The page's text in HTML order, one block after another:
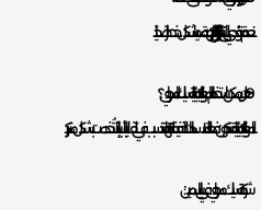
نعم، قد تؤدي إلى انتشار البكتيريا والروائح الكريهة، مما يشكل خطرًا صحيًا.
9. هل يمكن استخدام المواد الكيميائية لتسليك المجاري؟
المواد الكيميائية قد تكون فعالة للانسدادات الخفيفة، لكنها قد تتسبب في تلف الأنابيب إذا استُخدمت بشكل متكرر.
شركة تسليك مجاري في الياسمين :